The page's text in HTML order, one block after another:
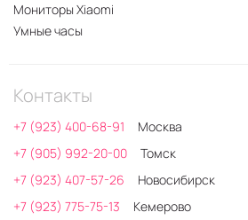
Мониторы Xiaomi
Умные часы
Контакты
+7 (923) 400-68-91
Москва
+7 (905) 992-20-00
Томск
+7 (923) 407-57-26
Новосибирск
+7 (923) 775-75-13
Кемерово